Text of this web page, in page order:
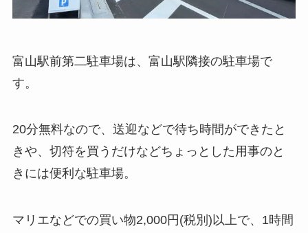
富山駅前第二駐車場は、富山駅隣接の駐車場で
す。
20分無料なので、送迎などで待ち時間ができたと
きや、切符を買うだけなどちょっとした用事のと
きには便利な駐車場。
マリエなどでの買い物2,000円(税別)以上で、1時間